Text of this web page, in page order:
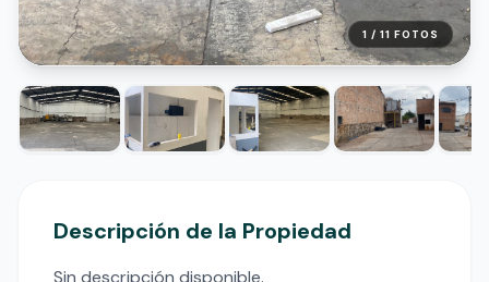
1 / 11 FOTOS
Descripción de la Propiedad
Sin descripción disponible.